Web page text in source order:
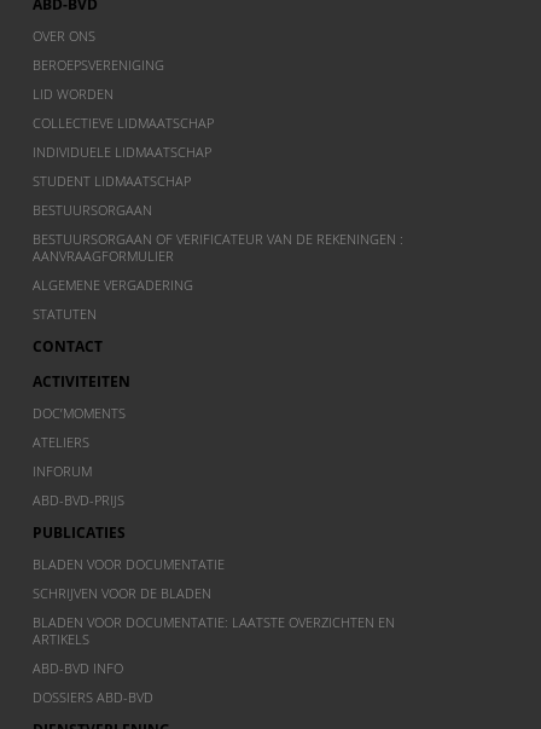
ABD-BVD
OVER ONS
BEROEPSVERENIGING
LID WORDEN
COLLECTIEVE LIDMAATSCHAP
INDIVIDUELE LIDMAATSCHAP
STUDENT LIDMAATSCHAP
BESTUURSORGAAN
BESTUURSORGAAN OF VERIFICATEUR VAN DE REKENINGEN :
AANVRAAGFORMULIER
ALGEMENE VERGADERING
STATUTEN
CONTACT
ACTIVITEITEN
DOC’MOMENTS
ATELIERS
INFORUM
ABD-BVD-PRIJS
PUBLICATIES
BLADEN VOOR DOCUMENTATIE
SCHRIJVEN VOOR DE BLADEN
BLADEN VOOR DOCUMENTATIE: LAATSTE OVERZICHTEN EN
ARTIKELS
ABD-BVD INFO
DOSSIERS ABD-BVD